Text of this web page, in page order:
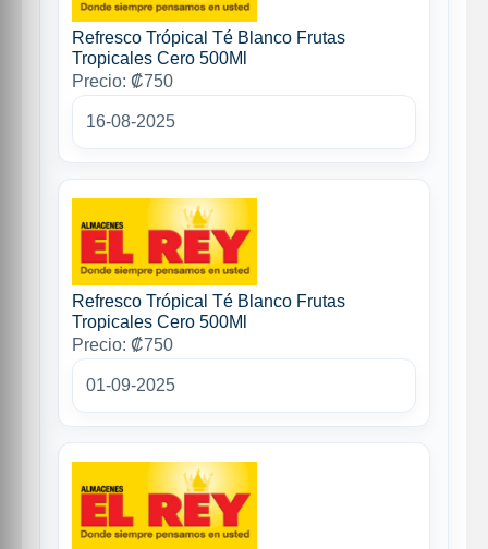
Refresco Trópical Té Blanco Frutas
Tropicales Cero 500Ml
Precio: ₡750
16-08-2025
Refresco Trópical Té Blanco Frutas
Tropicales Cero 500Ml
Precio: ₡750
01-09-2025